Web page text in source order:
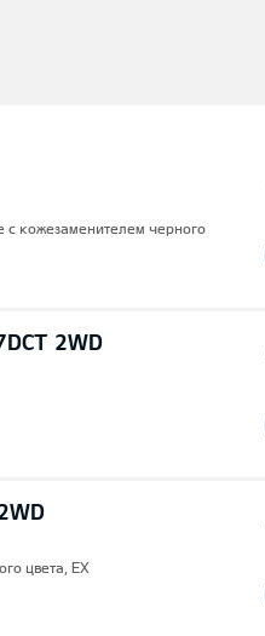
с кожезаменителем черного
2WD
цвета, EX